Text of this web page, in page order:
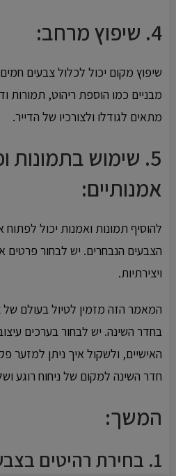
4. שיפוץ מרחב:
שיפוץ מקום יכול לכלול צבעים
מבניים כמו הוספת ריהוט, תמורות
מתאים לגודלו ולצורכיו של הדייר.
5. שימוש בתמונות
אמנותיים:
להוסיף תמונות ואמנות יכול
הצבעים הנבחרים. יש לבחור פרטים
ויצירתיות.
המאמר הזה מזמין לטיול בעולם של
בחדר השינה. יש לבחור בערכים
האישיים, ולשקול איך ניתן למזער
חדר השינה למקום של ניחוח רוגע
המשך:
1. בחירת רהיטים